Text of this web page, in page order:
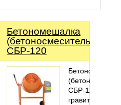
Бетономешалка
(бетоносмеситель)
СБР-120
СБР-120,